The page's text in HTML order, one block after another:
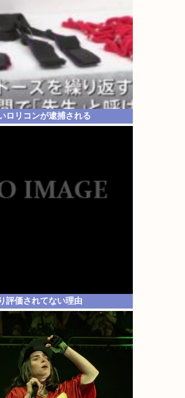
ロリコンが逮捕される
評価されてない理由